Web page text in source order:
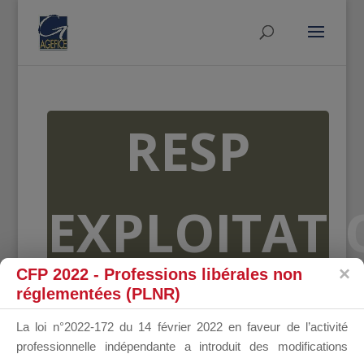
RESP
AGEFICE
CFP 2022 - Professions libérales non
réglementées (PLNR)
La loi n°2022-172 du 14 février 2022 en faveur de l’activité
professionnelle indépendante a introduit des modifications